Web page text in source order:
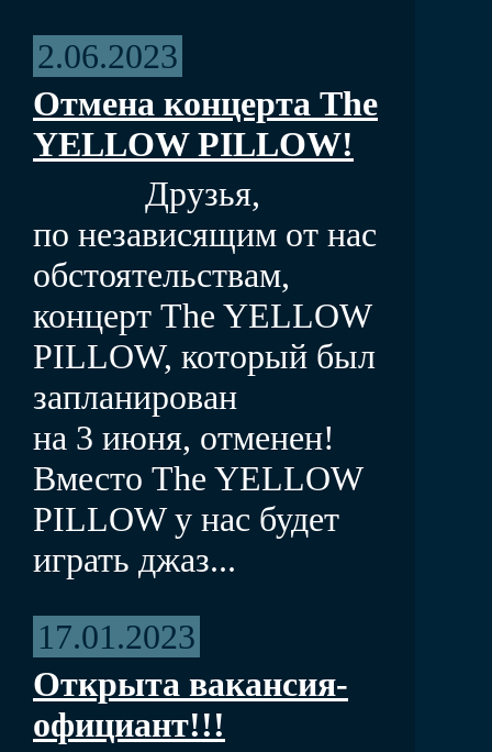
2.06.2023
Отмена концерта The
YELLOW PILLOW!
Друзья,
по независящим от нас
обстоятельствам,
концерт The YELLOW
PILLOW, который был
запланирован
на 3 июня, отменен!
Вместо The YELLOW
PILLOW у нас будет
играть джаз...
17.01.2023
Открыта вакансия-
официант!!!